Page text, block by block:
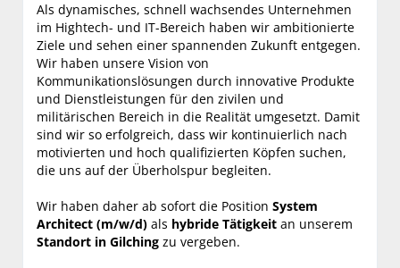
Als dynamisches, schnell wachsendes Unternehmen
im Hightech- und IT-Bereich haben wir ambitionierte
Ziele und sehen einer spannenden Zukunft entgegen.
Wir haben unsere Vision von
Kommunikationslösungen durch innovative Produkte
und Dienstleistungen für den zivilen und
militärischen Bereich in die Realität umgesetzt. Damit
sind wir so erfolgreich, dass wir kontinuierlich nach
motivierten und hoch qualifizierten Köpfen suchen,
die uns auf der Überholspur begleiten.
Wir haben daher ab sofort die Position System
Architect (m/w/d) als hybride Tätigkeit an unserem
Standort in Gilching zu vergeben.